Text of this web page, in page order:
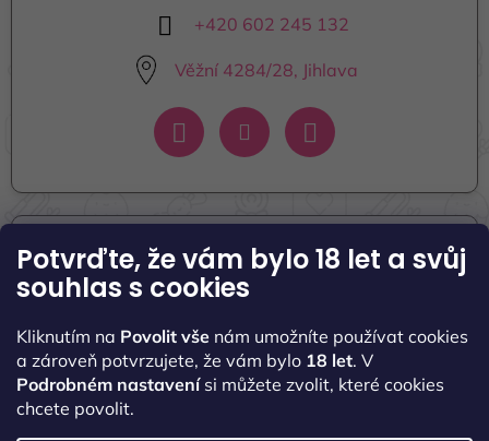
Potvrďte, že vám bylo 18 let a svůj
souhlas s cookies
Kliknutím na Povolit vše nám umožníte používat cookies
a zároveň potvrzujete, že vám bylo 18 let. V
Podrobném nastavenísi můžete zvolit, které cookies
chcete povolit.
+420 602 245 132
Věžní 4284/28, Jihlava
Informace pro vás
Seznamte se s námi
Naše kontakty
Obchodní podmínky
Podmínky ochrany osobních údajů